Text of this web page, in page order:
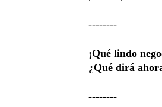
--------
¡Qué lindo
¿Qué dirá
--------